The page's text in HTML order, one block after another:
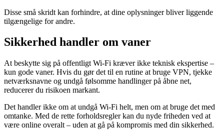
Disse små skridt kan forhindre, at dine oplysninger bliver liggende
tilgængelige for andre.
Sikkerhed handler om vaner
At beskytte sig på offentligt Wi-Fi kræver ikke teknisk ekspertise –
kun gode vaner. Hvis du gør det til en rutine at bruge VPN, tjekke
netværksnavne og undgå følsomme handlinger på åbne net,
reducerer du risikoen markant.
Det handler ikke om at undgå Wi-Fi helt, men om at bruge det med
omtanke. Med de rette forholdsregler kan du nyde friheden ved at
være online overalt – uden at gå på kompromis med din sikkerhed.